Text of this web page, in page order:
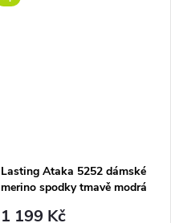
Lasting Ataka 5252 dámské
merino spodky tmavě modrá
1 199 Kč